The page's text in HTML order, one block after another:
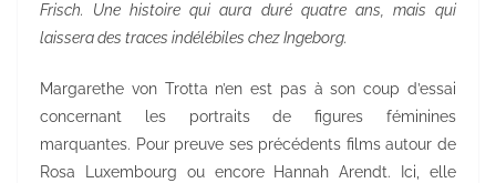
Frisch. Une histoire qui aura duré quatre ans, mais qui
laissera des traces indélébiles chez Ingeborg.
Margarethe von Trotta n’en est pas à son coup d’essai
concernant les portraits de figures féminines
marquantes. Pour preuve ses précédents films autour de
Rosa Luxembourg ou encore Hannah Arendt. Ici, elle